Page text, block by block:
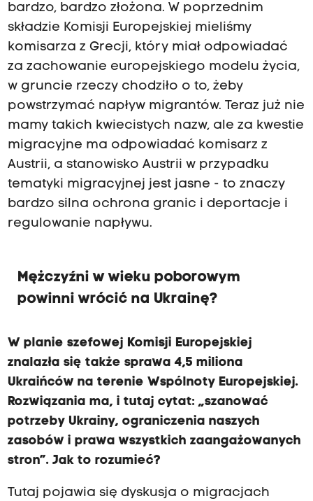
bardzo, bardzo złożona. W poprzednim
składzie Komisji Europejskiej mieliśmy
komisarza z Grecji, który miał odpowiadać
za zachowanie europejskiego modelu życia,
w gruncie rzeczy chodziło o to, żeby
powstrzymać napływ migrantów. Teraz już nie
mamy takich kwiecistych nazw, ale za kwestie
migracyjne ma odpowiadać komisarz z
Austrii, a stanowisko Austrii w przypadku
tematyki migracyjnej jest jasne - to znaczy
bardzo silna ochrona granic i deportacje i
regulowanie napływu.
Mężczyźni w wieku poborowym
powinni wrócić na Ukrainę?
W planie szefowej Komisji Europejskiej
znalazła się także sprawa 4,5 miliona
Ukraińców na terenie Wspólnoty Europejskiej.
Rozwiązania ma, i tutaj cytat: „szanować
potrzeby Ukrainy, ograniczenia naszych
zasobów i prawa wszystkich zaangażowanych
stron”. Jak to rozumieć?
Tutaj pojawia się dyskusja o migracjach